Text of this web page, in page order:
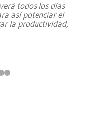
todos los días
así potenciar el
la productividad,